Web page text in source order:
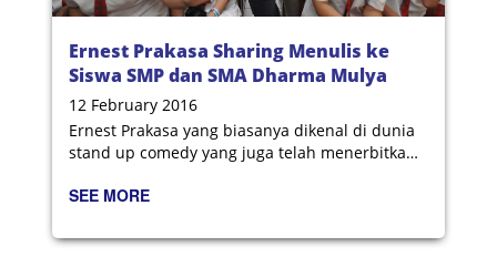
Ernest Prakasa Sharing Menulis ke
Siswa SMP dan SMA Dharma Mulya
Surabaya
12 February 2016
Ernest Prakasa yang biasanya dikenal di dunia
stand up comedy yang juga telah menerbitkan
SEE MORE